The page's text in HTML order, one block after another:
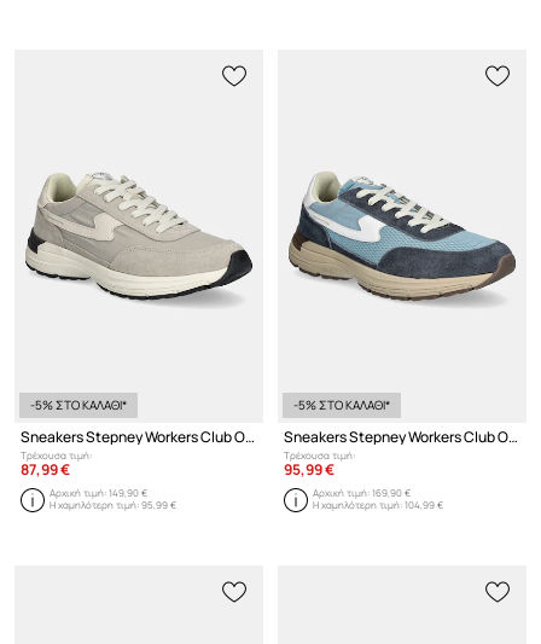
-5% ΣΤΟ ΚΑΛΑΘΙ*
Sneakers Stepney Workers Club Osier S-Strike Suede Mix
Τρέχουσα τιμή:
87,99 €
Αρχική τιμή:149,90 €
Η χαμηλότερη τιμή:95,99 €
-5% ΣΤΟ ΚΑΛΑΘΙ*
Sneakers Stepney Workers Club Osier S-Strike Geo-Merged II
Τρέχουσα τιμή:
95,99 €
Αρχική τιμή:169,90 €
Η χαμηλότερη τιμή:104,99 €